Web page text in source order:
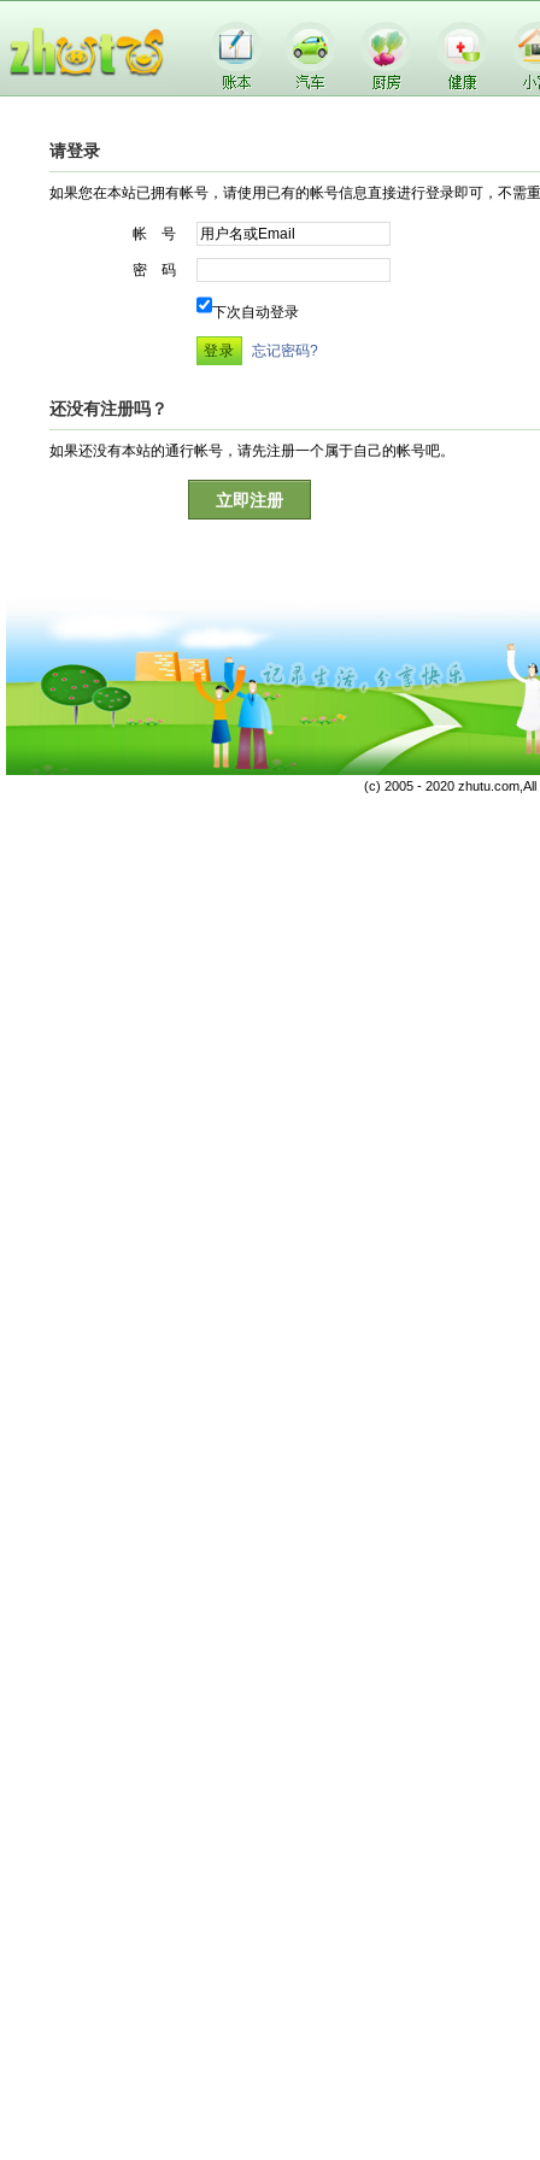
请登录
如果您在本站已拥有帐号，请使用已有的帐号信息直接进行登录即可，不需
帐 号
密 码
下次自动登录
忘记密码?
还没有注册吗？
如果还没有本站的通行帐号，请先注册一个属于自己的帐号吧。
立即注册
(c) 2005 - 2020